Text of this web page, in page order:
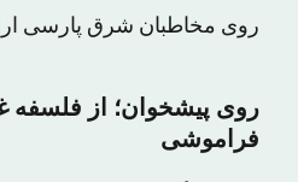
روی مخاطبان شرق پارسی
روی پیشخوان؛ از فلسفه
فراموشی